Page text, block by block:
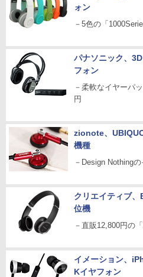
ォン
－5色の「
パナソニック、
フォン
－柔軟なイヤーパ
円
zionote、
機種
－Design Nothing
クリエイティブ
位機
－直販12,800円の「
イメーション、
Kイヤフォン